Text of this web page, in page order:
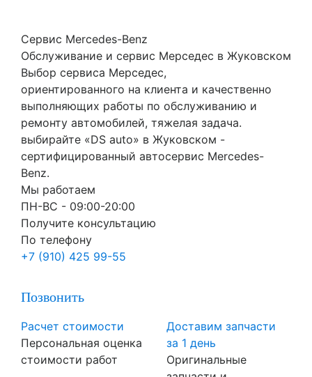
Сервис Mercedes-Benz
Обслуживание и сервис Мерседес в Жуковском
Выбор сервиса Мерседес,
ориентированного на клиента и качественно
выполняющих работы по обслуживанию и
ремонту автомобилей, тяжелая задача.
выбирайте «DS auto» в Жуковском -
сертифицированный автосервис Mercedes-
Benz.
Мы работаем
ПН-ВC - 09:00-20:00
Получите консультацию
По телефону
+7 (910) 425 99-55
Позвонить
Расчет стоимости
Персональная оценка
стоимости работ
Доставим запчасти
за 1 день
Оригинальные